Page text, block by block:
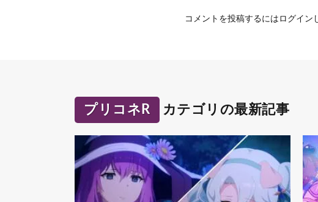
コメントを投稿するには ログイン
プリコネR カテゴリの最新記事